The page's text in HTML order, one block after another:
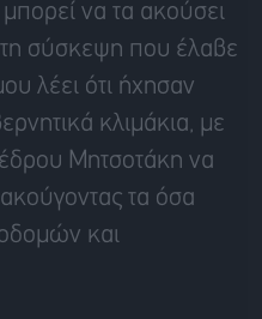
να τα ακούσει
σύσκεψη που έλαβε
λέει ότι ήχησαν
κλιμάκια, με
Μητσοτάκη να
τα όσα
και